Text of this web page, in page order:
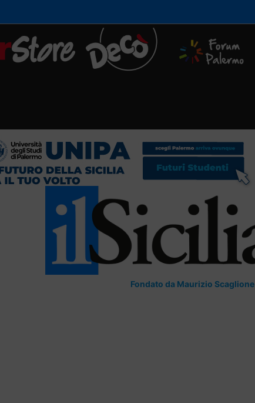
Fondato da Maurizio Scaglione